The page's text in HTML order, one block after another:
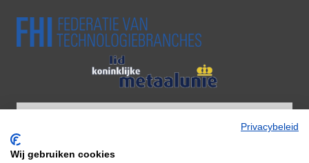
Wij zijn onderdeel van Adiform BV
Privacybeleid
Wij gebruiken cookies